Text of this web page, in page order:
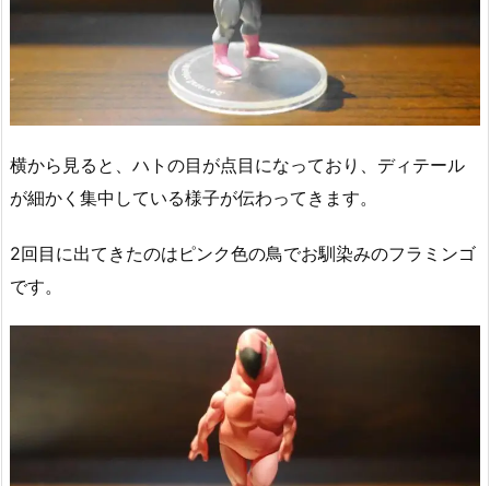
横から見ると、ハトの目が点目になっており、ディテール
が細かく集中している様子が伝わってきます。
2回目に出てきたのはピンク色の鳥でお馴染みのフラミンゴ
です。